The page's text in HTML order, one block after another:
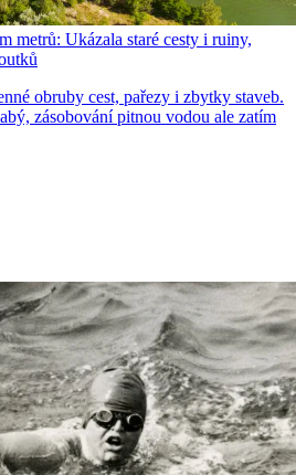
metrů: Ukázala staré cesty i ruiny,
obruby cest, pařezy i zbytky staveb.
zásobování pitnou vodou ale zatím